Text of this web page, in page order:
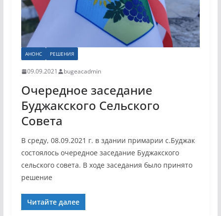
АНОНС РЕШЕНИЯ
09.09.2021 bugeacadmin
Очередное заседание
Буджакского Сельского
Совета
В среду, 08.09.2021 г. в здании примарии с.Буджак
состоялось очередное заседание Буджакского
сельского совета. В ходе заседания было принято
решение
Читайте далее